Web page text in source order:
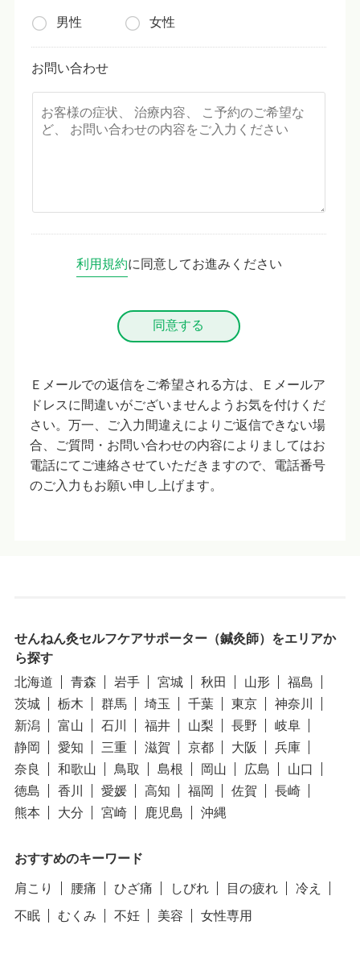
男性 女性
お問い合わせ
利用規約に同意してお進みください
Ｅメールでの返信をご希望される方は、Ｅメールア
ドレスに間違いがございませんようお気を付けくだ
さい。万一、ご入力間違えによりご返信できない場
合、ご質問・お問い合わせの内容によりましてはお
電話にてご連絡させていただきますので、電話番号
のご入力もお願い申し上げます。
せんねん灸セルフケアサポーター（鍼灸師）をエリアか
ら探す
北海道
青森 岩手 宮城 秋田 山形
福島
茨城
栃木 群馬 埼玉 千葉 東京
神奈川
新潟
富山 石川 福井 山梨 長野
岐阜
静岡
愛知 三重 滋賀 京都 大阪
兵庫
奈良
和歌山 鳥取 島根 岡山 広島
山口
徳島
香川 愛媛 高知 福岡 佐賀
長崎
熊本
大分 宮崎 鹿児島 沖縄
おすすめのキーワード
肩こり 腰痛 ひざ痛 しびれ 目の疲れ
冷え
不眠
むくみ 不妊 美容 女性専用